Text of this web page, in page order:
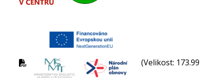
(Velikost: 173.99